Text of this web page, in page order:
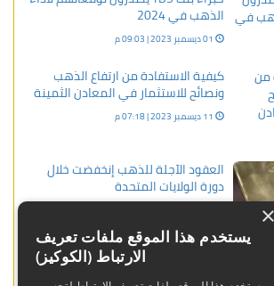
الذهب في 2024
كيفية الاستفادة من ارتفاع الذهب
ونصائح للاستثمار في المعادن الثمينة
العقود الآجلة للذهب إنخفضت خلال
دورة الولايات المتحدة
الذهب يسير صوب انخفاض أسبوعي
×
يستخدم هذا الموقع ملفات تعريف
الارتباط (الكوكيز)